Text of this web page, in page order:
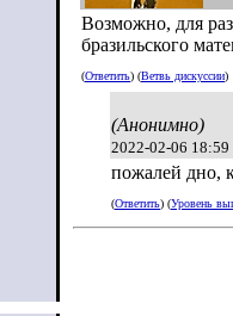
Возможно, для
бразильского
(Ответить) (Ветвь дискуссии)
(Анонимно)
2022-02-06 18:59
пожалей дно,
(Ответить) (Уровень